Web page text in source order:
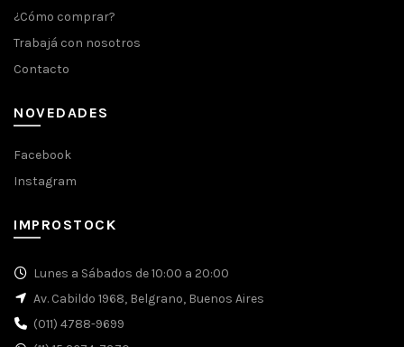
¿Cómo comprar?
Trabajá con nosotros
Contacto
NOVEDADES
Facebook
Instagram
IMPROSTOCK
Lunes a Sábados de 10:00 a 20:00
Av. Cabildo 1968, Belgrano, Buenos Aires
(011) 4788-9699